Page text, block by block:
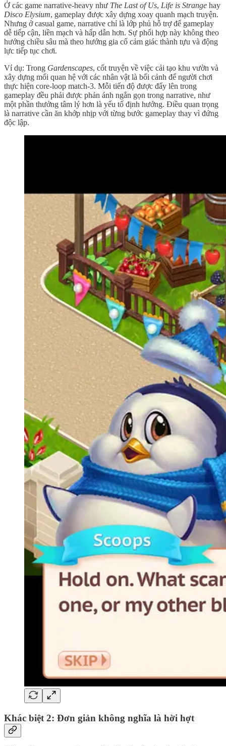
Ở các game narrative-heavy như The Last of Us, Life is Strange hay
Disco Elysium, gameplay được xây dựng xoay quanh mạch truyện.
Nhưng ở casual game, narrative chỉ là lớp phủ hỗ trợ để gameplay
dễ tiếp cận, liền mạch và hấp dẫn hơn. Sự phối hợp này không theo
hướng chiều sâu mà theo hướng gia cố cảm giác thành tựu và động
lực tiếp tục chơi.
Ví dụ: Trong Gardenscapes, cốt truyện về việc cải tạo khu vườn và
xây dựng mối quan hệ với các nhân vật là bối cảnh để người chơi
thực hiện core-loop match-3. Mỗi tiến độ được đẩy lên trong
gameplay đều phải được phản ánh ngắn gọn trong narrative, như
một phần thưởng tâm lý hơn là yếu tố định hướng. Điều quan trọng
là narrative cần ăn khớp nhịp với từng bước gameplay thay vì đứng
độc lập.
Khác biệt 2: Đơn giản không nghĩa là hời hợt